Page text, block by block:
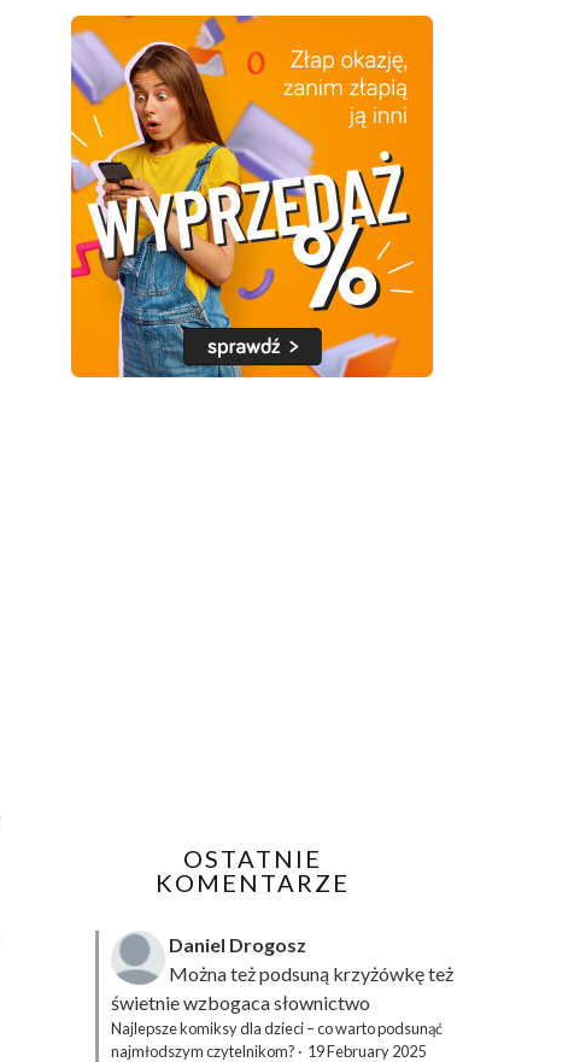
OSTATNIE
KOMENTARZE
Daniel Drogosz
Można też podsuną krzyżówkęteż
świetnie wzbogaca słownictwo
Najlepsze komiksy dla dzieci – co warto podsunąć
najmłodszym czytelnikom? · 19 February 2025